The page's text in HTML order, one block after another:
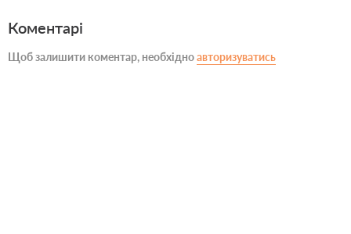
Коментарі
Щоб залишити коментар, необхідноавторизуватись